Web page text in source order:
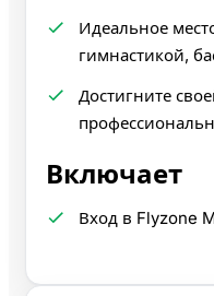
Идеальное
гимнастикой,
Достигните
Включает
Вход в Flyzone